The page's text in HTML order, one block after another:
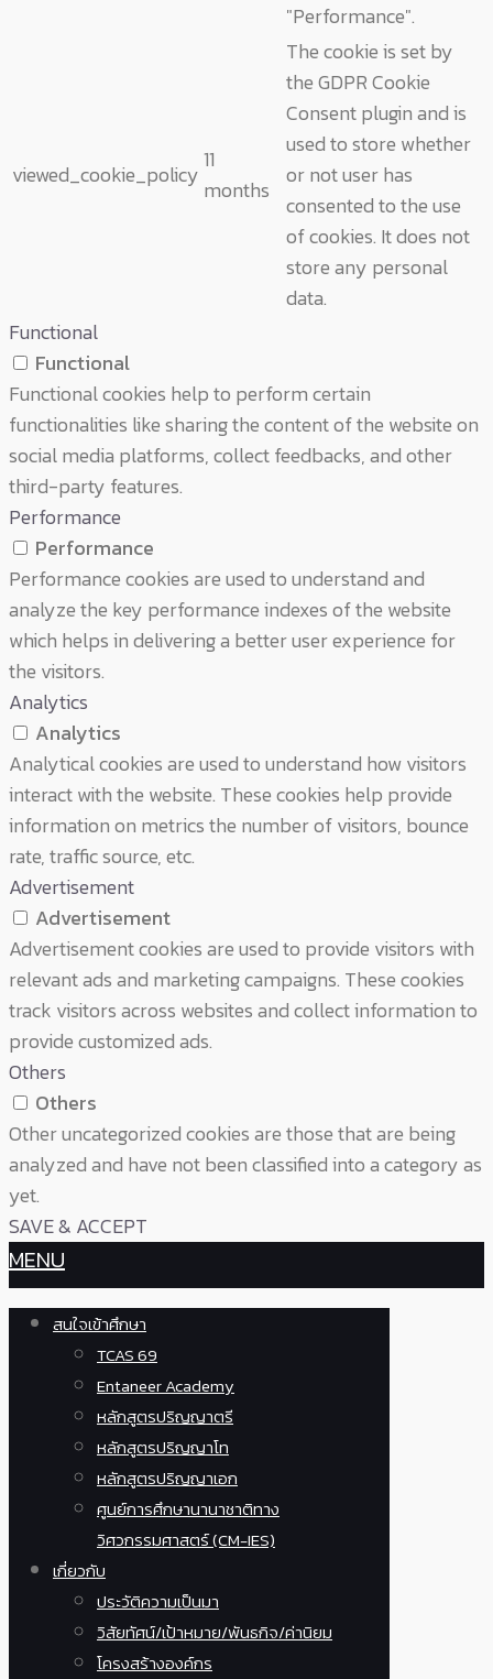
"Performance".
viewed_cookie_policy
11
months
The cookie is set by
the GDPR Cookie
Consent plugin and is
used to store whether
or not user has
consented to the use
of cookies. It does not
store any personal
data.
Functional
Functional
Functional cookies help to perform certain
functionalities like sharing the content of the website on
social media platforms, collect feedbacks, and other
third-party features.
Performance
Performance
Performance cookies are used to understand and
analyze the key performance indexes of the website
which helps in delivering a better user experience for
the visitors.
Analytics
Analytics
Analytical cookies are used to understand how visitors
interact with the website. These cookies help provide
information on metrics the number of visitors, bounce
rate, traffic source, etc.
Advertisement
Advertisement
Advertisement cookies are used to provide visitors with
relevant ads and marketing campaigns. These cookies
track visitors across websites and collect information to
provide customized ads.
Others
Others
Other uncategorized cookies are those that are being
analyzed and have not been classified into a category as
yet.
SAVE & ACCEPT
MENU
สนใจเข้าศึกษา
TCAS 69
Entaneer Academy
หลักสูตรปริญญาตรี
หลักสูตรปริญญาโท
หลักสูตรปริญญาเอก
ศูนย์การศึกษานานาชาติทาง
วิศวกรรมศาสตร์ (CM-IES)
เกี่ยวกับ
ประวัติความเป็นมา
วิสัยทัศน์/เป้าหมาย/พันธกิจ/ค่านิยม
โครงสร้างองค์กร